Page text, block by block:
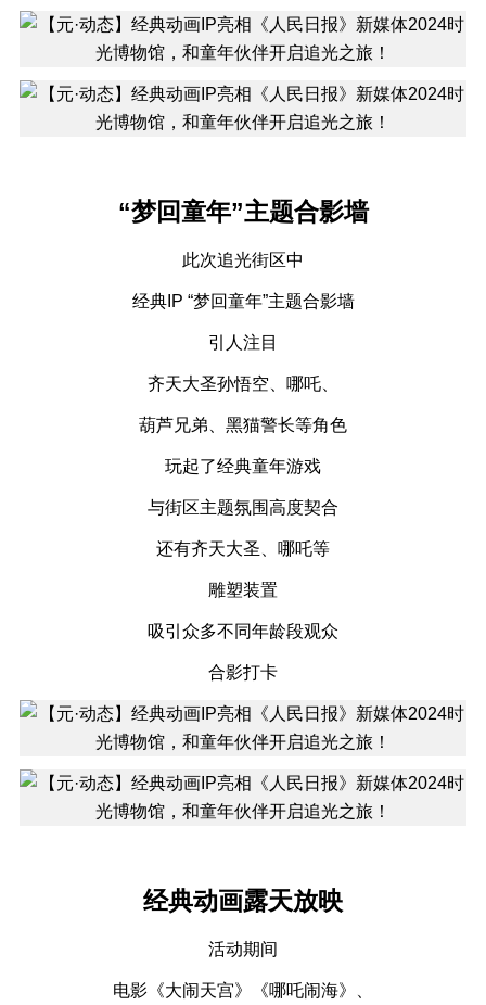
“梦回童年”主题合影墙
此次追光街区中
经典IP “梦回童年”主题合影墙
引人注目
齐天大圣孙悟空、哪吒、
葫芦兄弟、黑猫警长等角色
玩起了经典童年游戏
与街区主题氛围高度契合
还有齐天大圣、哪吒等
雕塑装置
吸引众多不同年龄段观众
合影打卡
经典动画露天放映
活动期间
电影《大闹天宫》《哪吒闹海》、